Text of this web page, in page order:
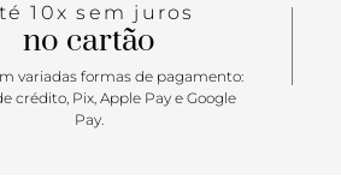
10x sem juros
no cartão
variadas formas de pagamento:
crédito, Pix, Apple Pay e Google
Pay.